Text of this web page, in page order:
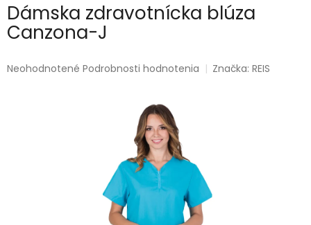
Dámska zdravotnícka blúza
Canzona-J
Priemerné
Neohodnotené Podrobnosti hodnotenia Značka:REIS